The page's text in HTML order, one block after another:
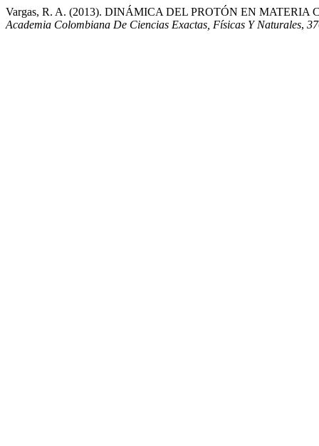
Vargas, R. A. (2013). DINÁMICA DEL PROTÓN EN
Academia Colombiana De Ciencias Exactas, Físicas Y Naturales, 37